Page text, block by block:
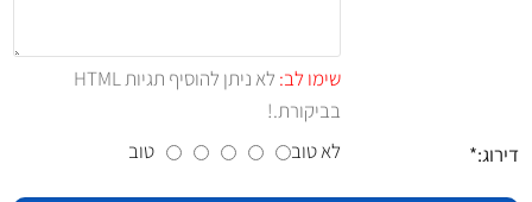
שימו לב:
לא ניתן להוסיף תגיות HTML
בביקורת.!
דירוג:
לא טוב טוב